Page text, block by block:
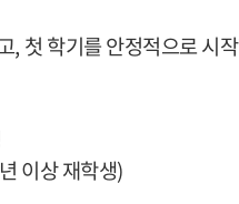
, 첫 학기를 안정적으로 시
이상 재학생)